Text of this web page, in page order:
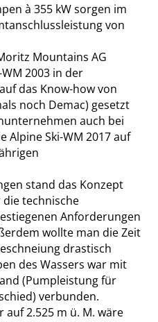
à 355 kW sorgen im
von
Mountains AG
2003 in der
das Know-how von
noch Demac) gesetzt
auch bei
Alpine Ski-WM 2017 auf
stand das Konzept
technische
Anforderungen
wollte man die Zeit
drastisch
des Wassers war mit
(Pumpleistung für
verbunden.
2.525 m ü. M. wäre